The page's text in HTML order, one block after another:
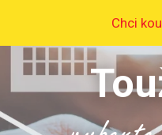
Chci